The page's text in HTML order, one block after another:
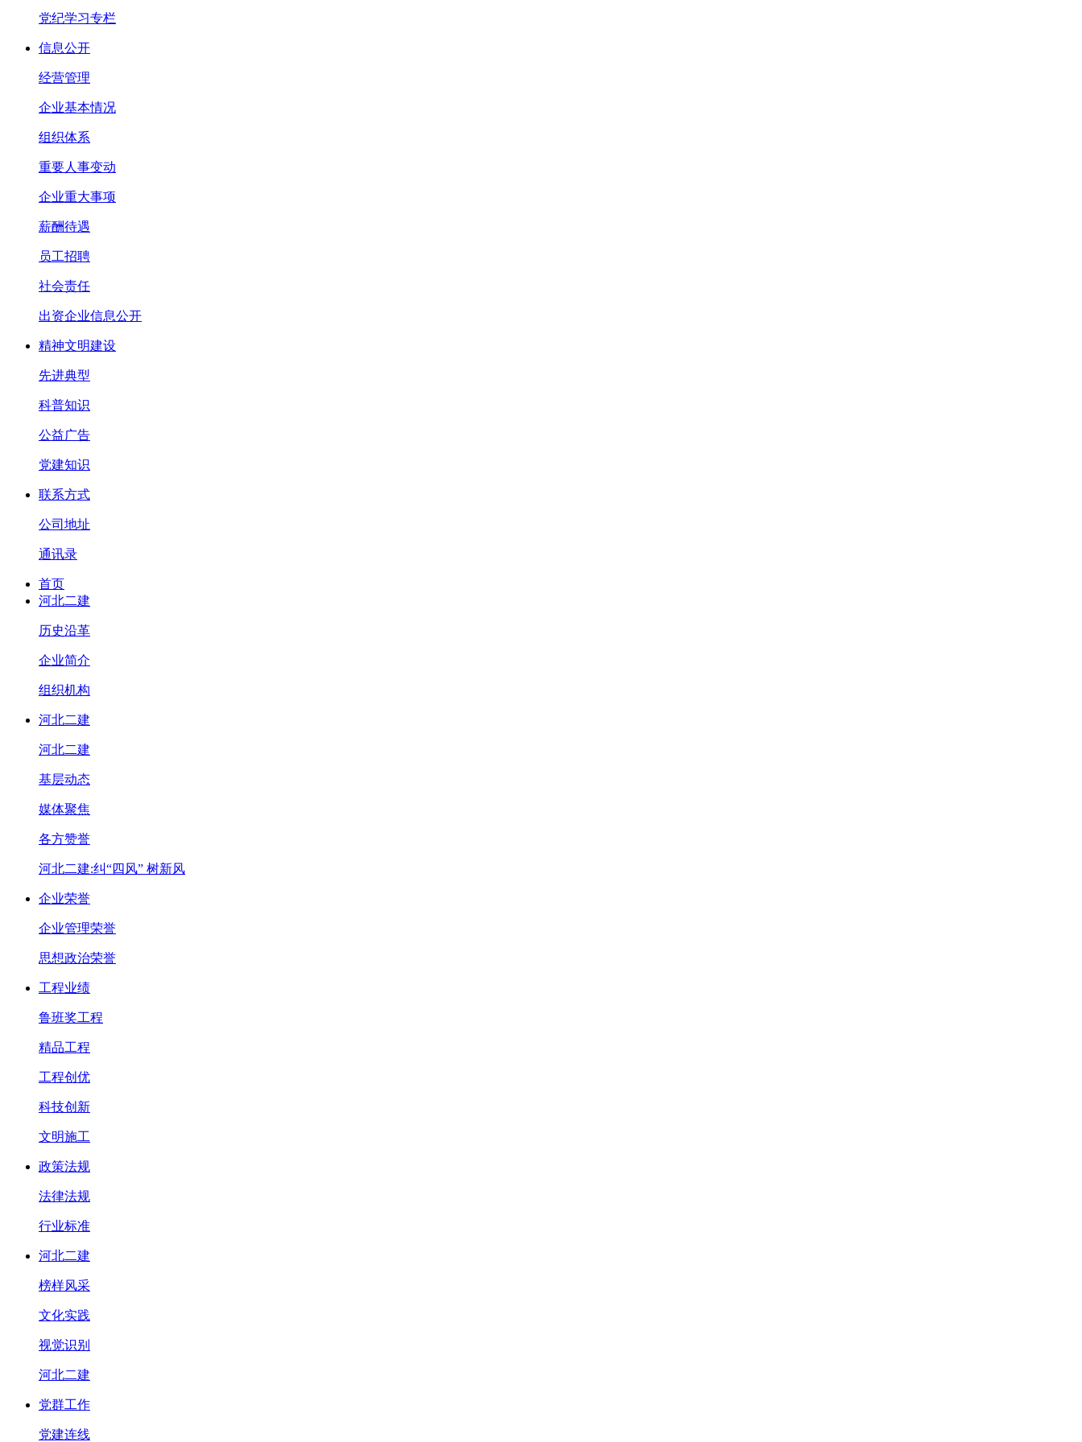
党纪学习专栏
信息公开
经营管理
企业基本情况
组织体系
重要人事变动
企业重大事项
薪酬待遇
员工招聘
社会责任
出资企业信息公开
精神文明建设
先进典型
科普知识
公益广告
党建知识
联系方式
公司地址
通讯录
首页
河北二建
历史沿革
企业简介
组织机构
河北二建
河北二建
基层动态
媒体聚焦
各方赞誉
河北二建:纠“四风” 树新风
企业荣誉
企业管理荣誉
思想政治荣誉
工程业绩
鲁班奖工程
精品工程
工程创优
科技创新
文明施工
政策法规
法律法规
行业标准
河北二建
榜样风采
文化实践
视觉识别
河北二建
党群工作
党建连线